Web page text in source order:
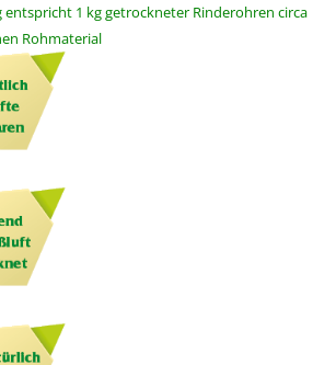
1 kg getrockneter Rinderohren circa
Rohmaterial